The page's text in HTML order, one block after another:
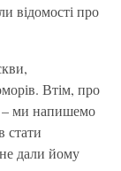
відомості про
Втім, про
– ми напишемо
стати
дали йому